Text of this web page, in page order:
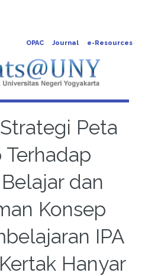
OPAC Journal e-Resources
Peta
Terhadap
dan
Konsep
IPA
Hanyar